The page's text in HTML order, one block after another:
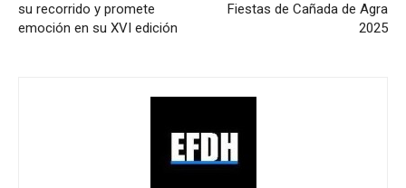
su recorrido y promete
emoción en su XVI edición
Fiestas de Cañada de Agra
2025